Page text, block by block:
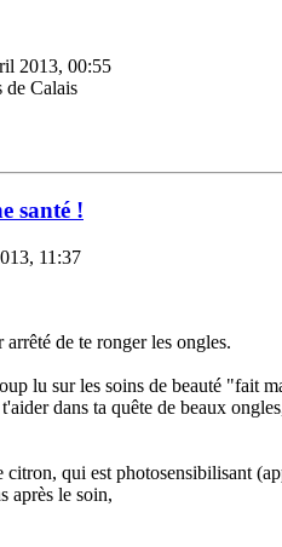
2013, 00:55
de Calais
santé !
11:37
de te ronger les ongles.
lu sur les soins de beauté "fait
dans ta quête de beaux
qui est photosensibilisant
après le soin,